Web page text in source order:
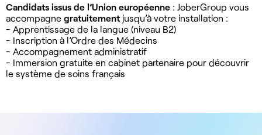
Candidats issus de l’Union européenne : JoberGroup vous
accompagne gratuitement jusqu’à votre installation :
- Apprentissage de la langue (niveau B2)
- Inscription à l’Ordre des Médecins
- Accompagnement administratif
- Immersion gratuite en cabinet partenaire pour découvrir
le système de soins français